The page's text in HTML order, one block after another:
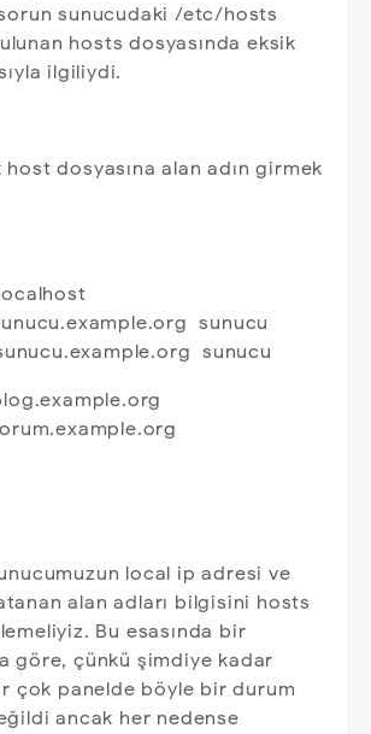
sorun sunucudaki /etc/hosts
hosts dosyasında eksik
ilgiliydi.
dosyasına alan adın girmek
sunucu
sunucu
local ip adresi ve
alan adları bilgisini hosts
Bu esasında bir
göre, çünkü şimdiye kadar
çok panelde böyle bir durum
ancak her nedense